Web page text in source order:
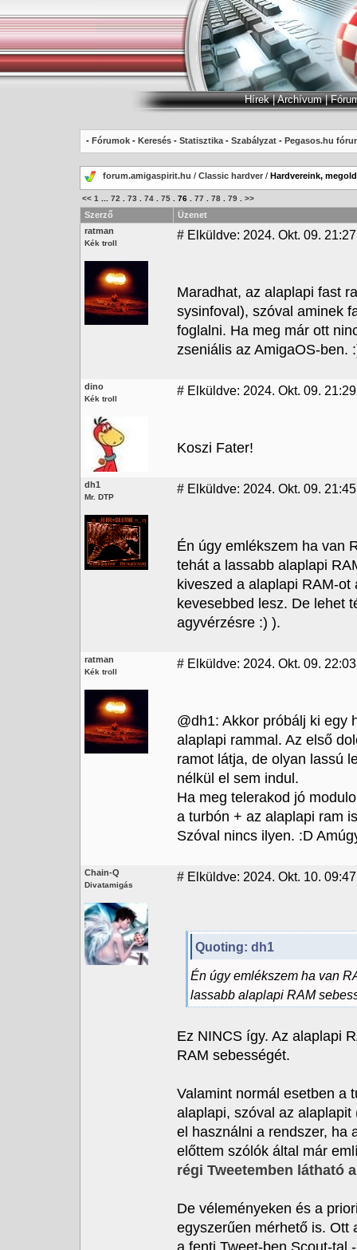
Hírek|Archívum|
- Fórumok - Keresés - Statisztika - Szabályzat - Pegasos.hu
forum.amigaspirit.hu / Classic hardver / Hardvereink,
<< 1 72 73 74 75 76 77 78 79 >>
Szerző
Üzenet
ratman
Kék troll
# Elküldve: 2024. Okt. 09. 21:27
Maradhat, az alaplapi fast
sysinfoval), szóval aminek
foglalni. Ha meg már ott
zseniális az AmigaOS-ben.
dino
Kék troll
# Elküldve: 2024. Okt. 09. 21:29
Koszi Fater!
dh1
Mr. DTP
# Elküldve: 2024. Okt. 09. 21:45
Én úgy emlékszem ha van
tehát a lassabb alaplapi
kiveszed a alaplapi RAM-
kevesebbed lesz. De lehet
agyvérzésre :) ).
ratman
Kék troll
# Elküldve: 2024. Okt. 09.
@dh1: Akkor próbálj ki egy
alaplapi rammal. Az első
ramot látja, de olyan lassú
nélkül el sem indul.
Ha meg telerakod jó
a turbón + az alaplapi ram
Szóval nincs ilyen. :D
Chain-Q
Divatamigás
# Elküldve: 2024. Okt. 10.
Quoting: dh1
Én úgy emlékszem ha van
lassabb alaplapi RAM
Ez NINCS így. Az alaplapi
RAM sebességét.
Valamint normál esetben a
alaplapi, szóval az
el használni a rendszer, ha
előttem szólók által már
régi Tweetemben látható
De véleményeken és a
egyszerűen mérhető is. Ott
a fenti Tweet-ben Scout-tal